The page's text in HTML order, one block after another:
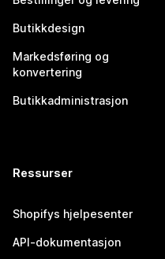
Butikkdesign
Markedsføring og
konvertering
Butikkadministrasjon
Ressurser
Shopifys hjelpesenter
API-dokumentasjon